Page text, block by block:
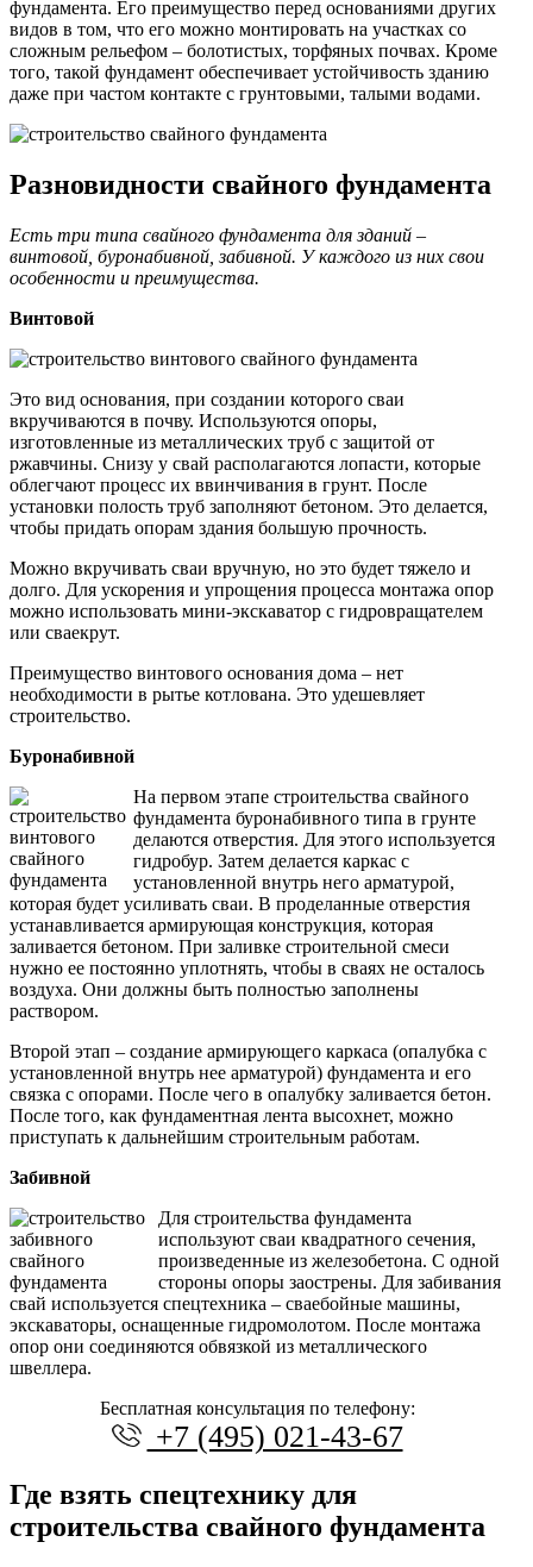
фундамента. Его преимущество перед основаниями других
видов в том, что его можно монтировать на участках со
сложным рельефом – болотистых, торфяных почвах. Кроме
того, такой фундамент обеспечивает устойчивость зданию
даже при частом контакте с грунтовыми, талыми водами.
Разновидности свайного фундамента
Есть три типа свайного фундамента для зданий –
винтовой, буронабивной, забивной. У каждого из них свои
особенности и преимущества.
Винтовой
Это вид основания, при создании которого сваи
вкручиваются в почву. Используются опоры,
изготовленные из металлических труб с защитой от
ржавчины. Снизу у свай располагаются лопасти, которые
облегчают процесс их ввинчивания в грунт. После
установки полость труб заполняют бетоном. Это делается,
чтобы придать опорам здания большую прочность.
Можно вкручивать сваи вручную, но это будет тяжело и
долго. Для ускорения и упрощения процесса монтажа опор
можно использовать мини-экскаватор с гидровращателем
или сваекрут.
Преимущество винтового основания дома – нет
необходимости в рытье котлована. Это удешевляет
строительство.
Буронабивной
На первом этапе строительства свайного
фундамента буронабивного типа в грунте
делаются отверстия. Для этого используется
гидробур. Затем делается каркас с
установленной внутрь него арматурой,
которая будет усиливать сваи. В проделанные отверстия
устанавливается армирующая конструкция, которая
заливается бетоном. При заливке строительной смеси
нужно ее постоянно уплотнять, чтобы в сваях не осталось
воздуха. Они должны быть полностью заполнены
раствором.
Второй этап – создание армирующего каркаса (опалубка с
установленной внутрь нее арматурой) фундамента и его
связка с опорами. После чего в опалубку заливается бетон.
После того, как фундаментная лента высохнет, можно
приступать к дальнейшим строительным работам.
Забивной
Для строительства фундамента
используют сваи квадратного сечения,
произведенные из железобетона. С одной
стороны опоры заострены. Для забивания
свай используется спецтехника – сваебойные машины,
экскаваторы, оснащенные гидромолотом. После монтажа
опор они соединяются обвязкой из металлического
швеллера.
Бесплатная консультация по телефону:
+7 (495) 021-43-67
Где взять спецтехнику для
строительства свайного фундамента